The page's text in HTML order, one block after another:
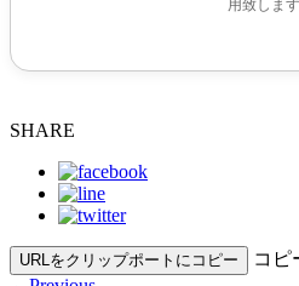
用致します
SHARE
URLをクリップポートにコピー
コピ